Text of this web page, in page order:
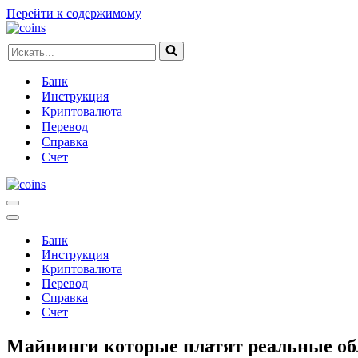
Перейти к содержимому
Искать...
Банк
Инструкция
Криптовалюта
Перевод
Справка
Счет
Меню
навигации
Меню
навигацииБанк
Инструкция
Криптовалюта
Перевод
Справка
Счет
Майнинги которые платят реальные